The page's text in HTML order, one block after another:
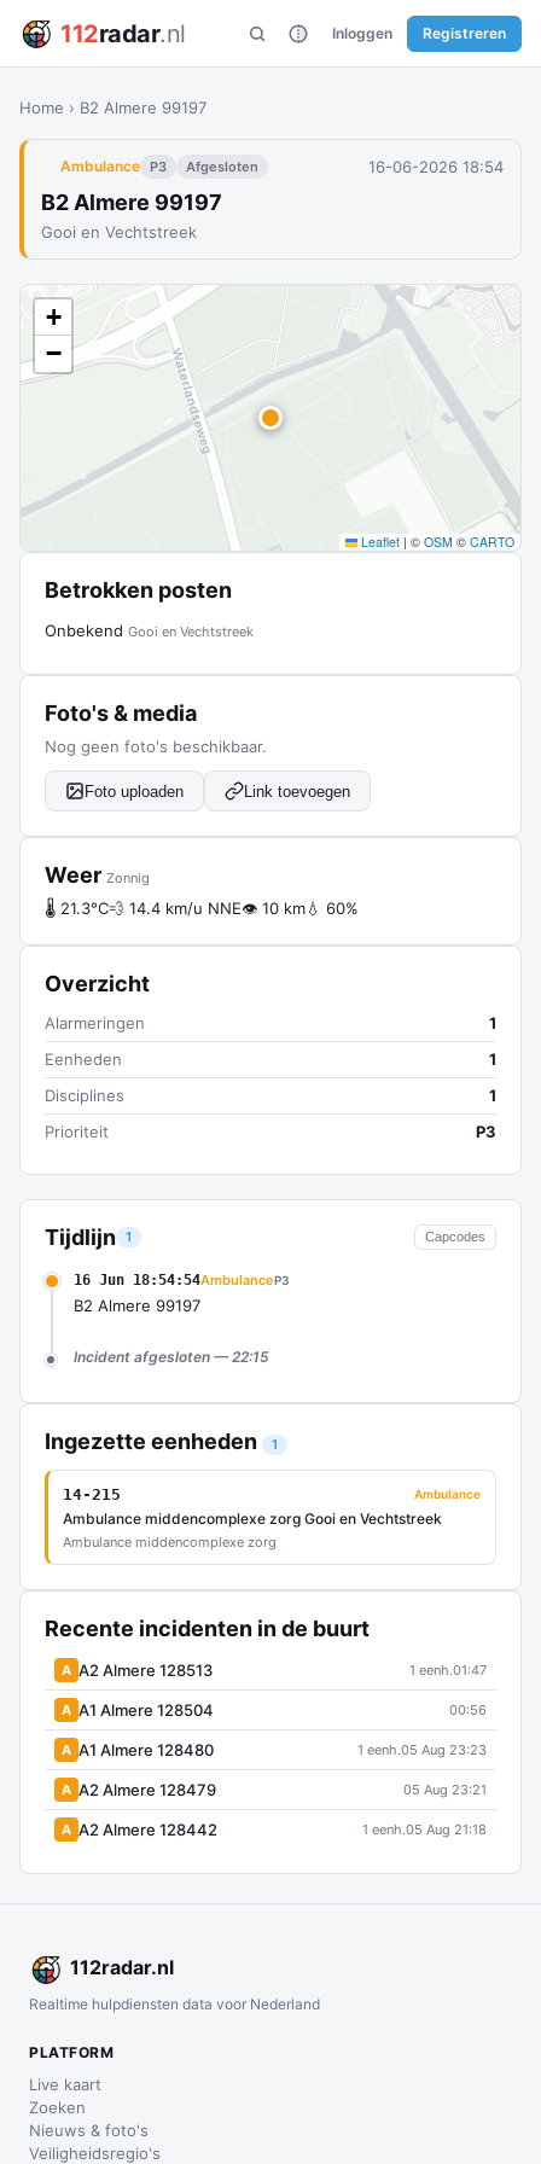
112radar.nl Inloggen Registreren
Home › B2 Almere 99197
Ambulance P3 Afgesloten 16-06-2026 18:54
B2 Almere 99197
Gooi en Vechtstreek
Tijdlijn 1 Capcodes
16 Jun 18:54:54AmbulanceP3
B2 Almere 99197
Incident afgesloten — 22:15
Ingezette eenheden 1
14-215 Ambulance
Ambulance middencomplexe zorg Gooi en Vechtstreek
Ambulance middencomplexe zorg
Recente incidenten in de buurt
A A2 Almere 128513 1 eenh.01:47
A A1 Almere 128504 00:56
A A1 Almere 128480 1 eenh.05 Aug 23:23
A A2 Almere 128479 05 Aug 23:21
A A2 Almere 128442 1 eenh.05 Aug 21:18
+
−
Leaflet | © OSM © CARTO
Betrokken posten
Onbekend Gooi en Vechtstreek
Foto's & media
Nog geen foto's beschikbaar.
Foto uploaden Link toevoegen
Weer Zonnig
🌡 21.3°C💨 14.4 km/u NNE👁 10 km💧 60%
Overzicht
Alarmeringen
1
Eenheden
1
Disciplines
1
Prioriteit
P3
112radar.nl
Realtime hulpdiensten data voor Nederland
PLATFORM
Live kaart
Zoeken
Nieuws & foto's
Veiligheidsregio's